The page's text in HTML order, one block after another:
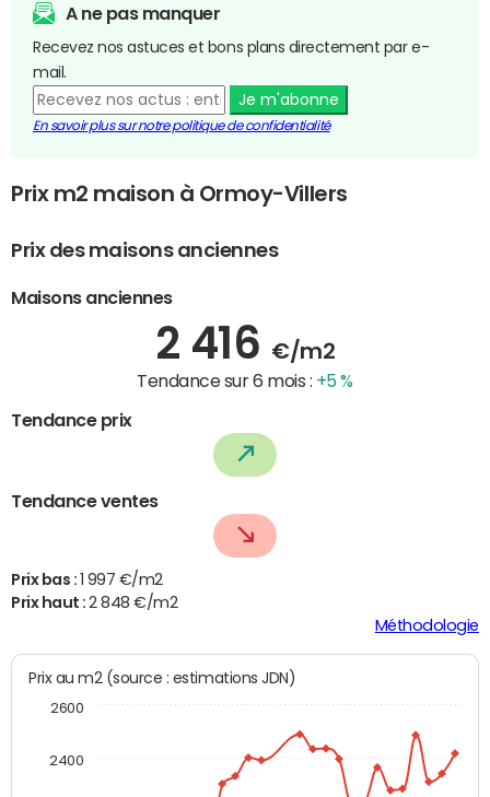
A ne pas manquer
Recevez nos astuces et bons plans directement par e-
mail.
Je m'abonne
En savoir plus sur notre politique de confidentialité
Prix m2 maison à Ormoy-Villers
Prix des maisons anciennes
Maisons anciennes
2 416 €/m2
Tendance sur 6 mois : +5 %
Tendance prix
Tendance ventes
Prix bas : 1 997 €/m2
Prix haut :2 848 €/m2
Méthodologie
Prix au m2 (source : estimations JDN)
2400
2600